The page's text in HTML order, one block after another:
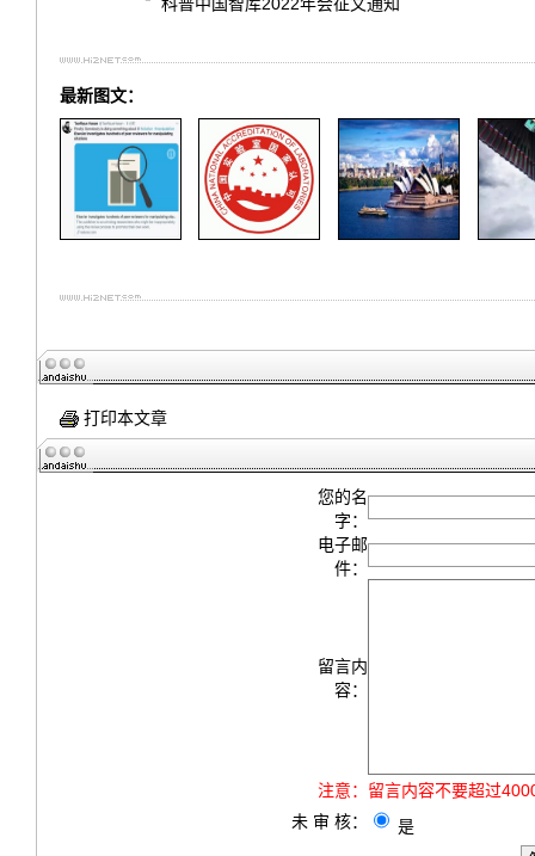
最新图文：
打印本文章
您的名
字：
电子邮
件：
留言内
容：
注意： 留言内容不要超过
未 审 核：
是